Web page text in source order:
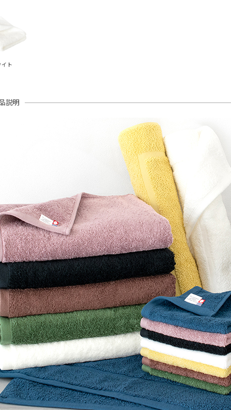
イト
説明